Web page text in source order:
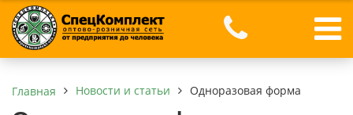
Главная Новости и статьи Одноразовая форма